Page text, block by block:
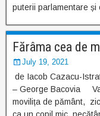
puterii parlamentare
Fărâma cea de
July 19, 2021
de Iacob Cazacu-
– George Bacovia
movilița de pământ,